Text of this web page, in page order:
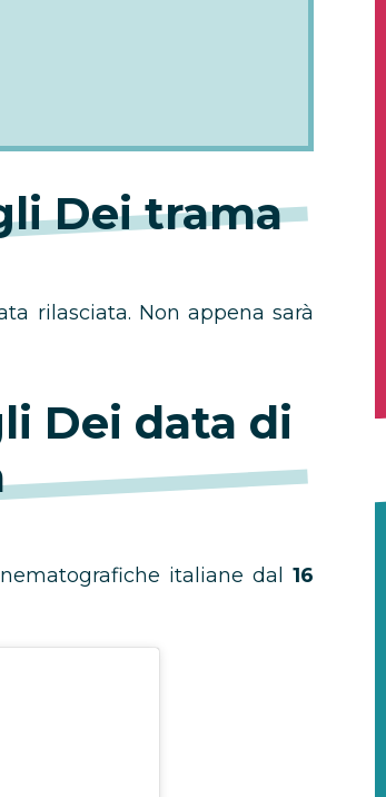
Dei trama
rilasciata. Non appena sarà
Dei data di
italiane dal 16